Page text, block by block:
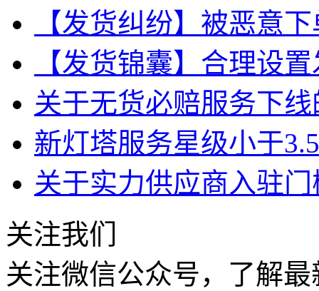
【发货纠纷】被恶意
【发货锦囊】合理设
关于无货必赔服务下
新灯塔服务星级小于
关于实力供应商入驻
关注我们
关注微信公众号，了解